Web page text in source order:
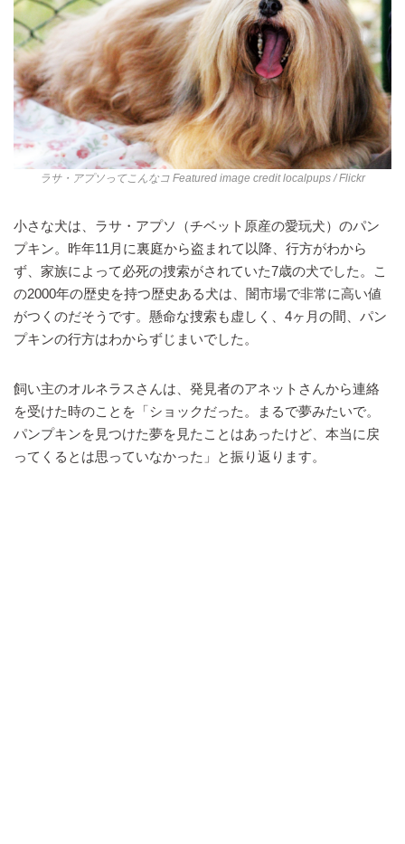
ラサ・アプソってこんなコ Featured image creditlocalpups/ Flickr
小さな犬は、ラサ・アプソ（チベット原産の愛玩犬）のパン
プキン。昨年11月に裏庭から盗まれて以降、行方がわから
ず、家族によって必死の捜索がされていた7歳の犬でした。こ
の2000年の歴史を持つ歴史ある犬は、闇市場で非常に高い値
がつくのだそうです。懸命な捜索も虚しく、4ヶ月の間、パン
プキンの行方はわからずじまいでした。
飼い主のオルネラスさんは、発見者のアネットさんから連絡
を受けた時のことを「ショックだった。まるで夢みたいで。
パンプキンを見つけた夢を見たことはあったけど、本当に戻
ってくるとは思っていなかった」と振り返ります。